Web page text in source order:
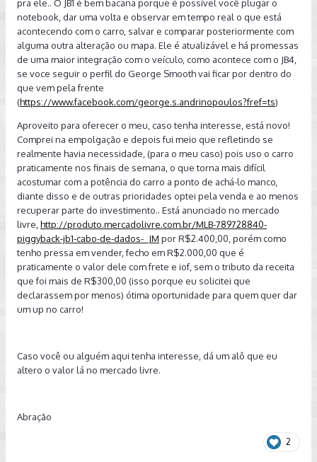
Mas ja vi o pessoal falar de otimos ganhos com racechip,
unichip, speed booster. Em numeros no dinamometro até
maiores que os do JB1.
Existe algum tipo de consenso de qual a melhor piggyback?
pra ele.. O JB1 é bem bacana porque é possível você plugar o
notebook, dar uma volta e observar em tempo real o que está
acontecendo com o carro, salvar e comparar posteriormente com
alguma outra alteração ou mapa. Ele é atualizável e há promessas
de uma maior integração com o veículo, como acontece com o JB4,
se voce seguir o perfil do George Smooth vai ficar por dentro do
que vem pela frente
(https://www.facebook.com/george.s.andrinopoulos?fref=ts)
Aproveito para oferecer o meu, caso tenha interesse, está novo!
Comprei na empolgação e depois fui meio que refletindo se
realmente havia necessidade, (para o meu caso) pois uso o carro
praticamente nos finais de semana, o que torna mais difícil
acostumar com a potência do carro a ponto de achá-lo manco,
diante disso e de outras prioridades optei pela venda e ao menos
recuperar parte do investimento.. Está anunciado no mercado
livre, http://produto.mercadolivre.com.br/MLB-789728840-
piggyback-jb1-cabo-de-dados-_JM por R$2.400,00, porém como
tenho pressa em vender, fecho em R$2.000,00 que é
praticamente o valor dele com frete e iof, sem o tributo da receita
que foi mais de R$300,00 (isso porque eu solicitei que
declarassem por menos) ótima oportunidade para quem quer dar
um up no carro!
Caso você ou alguém aqui tenha interesse, dá um alô que eu
altero o valor lá no mercado livre.
Abração
2